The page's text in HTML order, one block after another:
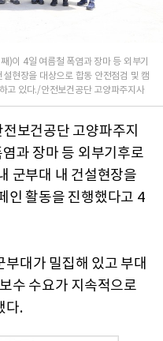
)이 4일 여름철 폭염과 장마 등 외부기
현장을 대상으로 합동 안전점검 및 캠
고 있다./안전보건공단 고양파주지사
보건공단 고양파주지
과 장마 등 외부기후로
군부대 내 건설현장을
인 활동을 진행했다고 4
대가 밀집해 있고 부대
수 수요가 지속적으로
다.